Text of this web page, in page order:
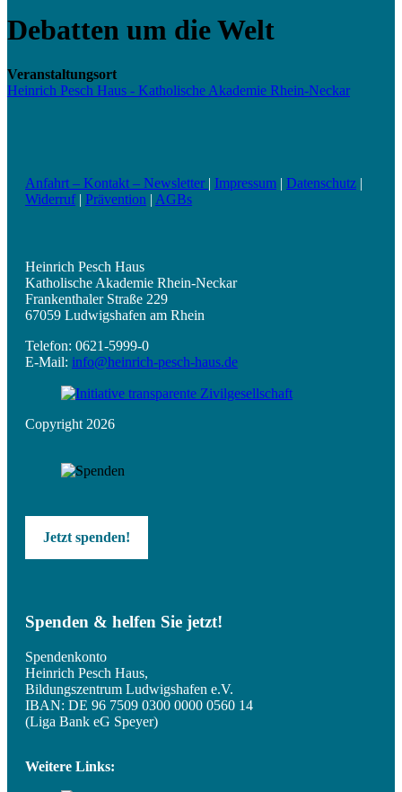
Debatten um die Welt
Veranstaltungsort
Heinrich Pesch Haus - Katholische Akademie Rhein-Neckar
Anfahrt – Kontakt – Newsletter | Impressum | Datenschutz |
Widerruf| Prävention | AGBs
Heinrich Pesch Haus
Katholische Akademie Rhein-Neckar
Frankenthaler Straße 229
67059 Ludwigshafen am Rhein
Telefon: 0621-5999-0
E-Mail: info@heinrich-pesch-haus.de
Copyright 2026
Jetzt spenden!
Spenden & helfen Sie jetzt!
Spendenkonto
Heinrich Pesch Haus,
Bildungszentrum Ludwigshafen e.V.
IBAN: DE 96 7509 0300 0000 0560 14
(Liga Bank eG Speyer)
Weitere Links: